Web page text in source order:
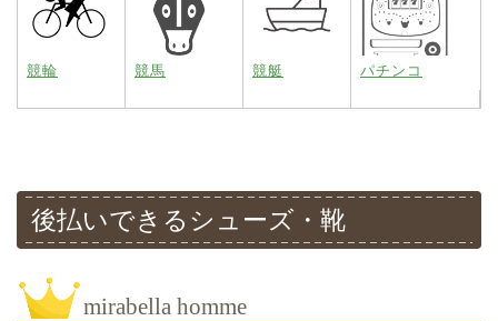
競輪 競馬 競艇 パチンコ
後払いできるシューズ・靴
mirabella homme